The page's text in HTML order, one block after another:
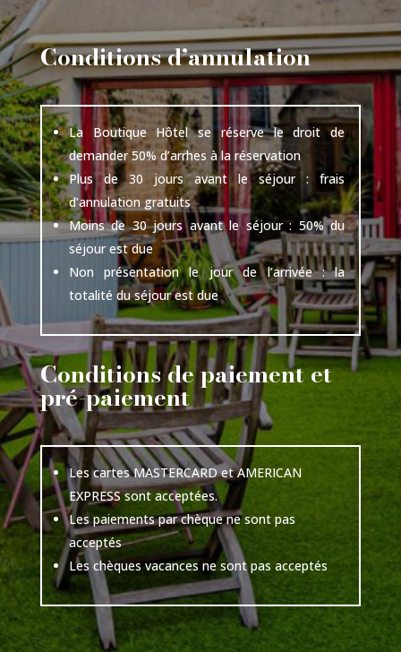
Conditions d’annulation
La Boutique Hôtel se réserve le droit de
demander 50% d’arrhes à la réservation
Plus de 30 jours avant le séjour : frais
d’annulation gratuits
Moins de 30 jours avant le séjour : 50% du
séjour est due
Non présentation le jour de l’arrivée : la
totalité du séjour est due
Conditions de paiement et
pré-paiement
Les cartes MASTERCARD et AMERICAN
EXPRESS sont acceptées.
Les paiements par chèque ne sont pas
acceptés
Les chèques vacances ne sont pas acceptés